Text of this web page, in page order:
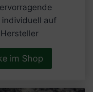
individuell auf
im Shop